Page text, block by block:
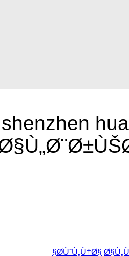
shenzhen
Ø­ÙˆÙ„Ù†Ø§